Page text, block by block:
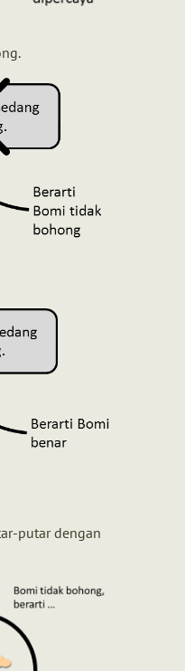
putar dengan